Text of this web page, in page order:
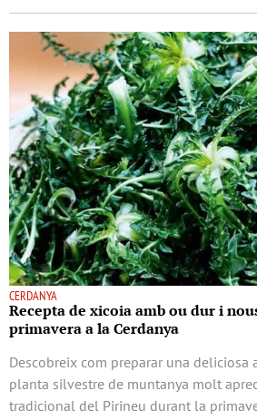
CERDANYA
Recepta de xicoia amb ou dur i
primavera a la Cerdanya
Descobreix com preparar una deliciosa
planta silvestre de muntanya molt
tradicional del Pirineu durant la